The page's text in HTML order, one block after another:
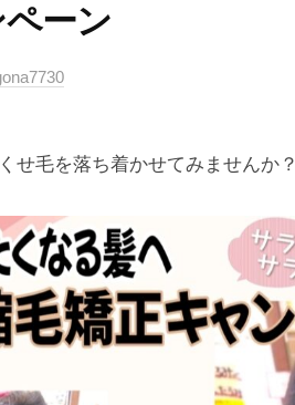
ーン
せ毛を落ち着かせてみませんか？